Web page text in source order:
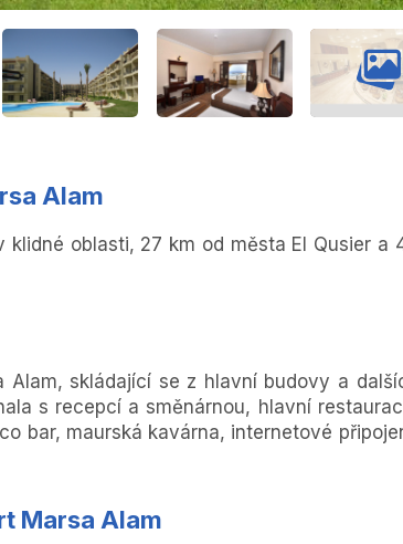
Alam
klidné oblasti, 27 km od města El Qusier a
Alam, skládající se z hlavní budovy a
s recepcí a směnárnou, hlavní
bar, maurská kavárna, internetové
Marsa Alam